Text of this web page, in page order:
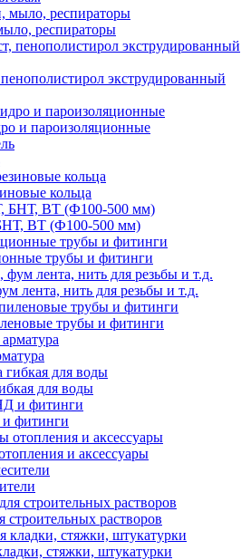
респираторы
экструдированный
и пароизоляционные
кольца
ВТ (Ф100-500 мм)
трубы и фитинги
лента, нить для резьбы и т.д.
трубы и фитинги
для воды
фитинги
и аксессуары
строительных растворов
стяжки, штукатурки